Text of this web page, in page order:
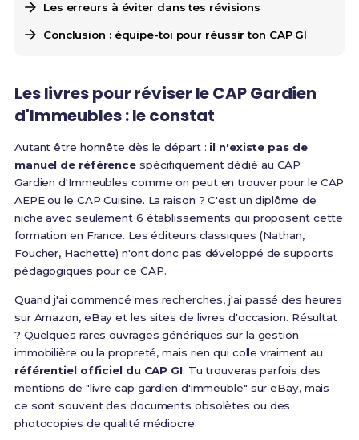
Les erreurs à éviter dans tes révisions
Conclusion : équipe-toi pour réussir ton CAP GI
Les livres pour réviser le CAP Gardien
d'Immeubles : le constat
Autant être honnête dès le départ : il n'existe pas de
manuel de référence spécifiquement dédié au CAP
Gardien d'Immeubles comme on peut en trouver pour le CAP
AEPE ou le CAP Cuisine. La raison ? C'est un diplôme de
niche avec seulement 6 établissements qui proposent cette
formation en France. Les éditeurs classiques (Nathan,
Foucher, Hachette) n'ont donc pas développé de supports
pédagogiques pour ce CAP.
Quand j'ai commencé mes recherches, j'ai passé des heures
sur Amazon, eBay et les sites de livres d'occasion. Résultat
? Quelques rares ouvrages génériques sur la gestion
immobilière ou la propreté, mais rien qui colle vraiment au
référentiel officiel du CAP GI. Tu trouveras parfois des
mentions de "livre cap gardien d'immeuble" sur eBay, mais
ce sont souvent des documents obsolètes ou des
photocopies de qualité médiocre.